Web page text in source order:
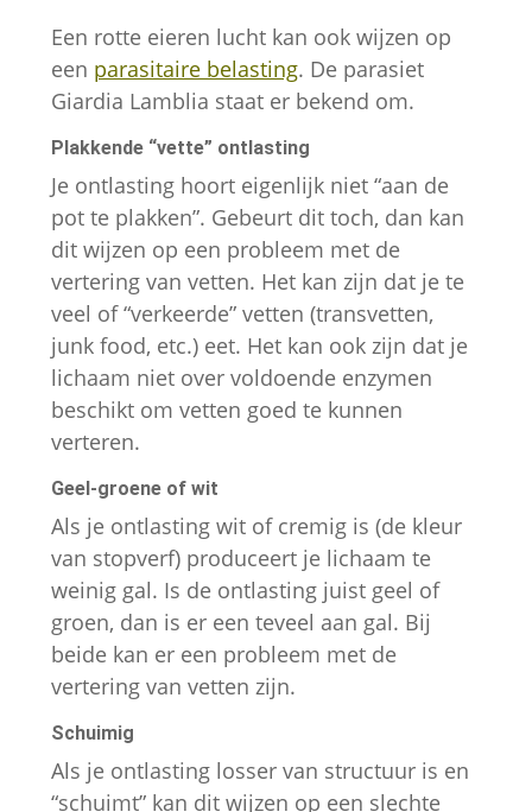
Een rotte eieren lucht kan ook wijzen op
een parasitaire belasting. De parasiet
Giardia Lamblia staat er bekend om.
Plakkende “vette” ontlasting
Je ontlasting hoort eigenlijk niet “aan de
pot te plakken”. Gebeurt dit toch, dan kan
dit wijzen op een probleem met de
vertering van vetten. Het kan zijn dat je te
veel of “verkeerde” vetten (transvetten,
junk food, etc.) eet. Het kan ook zijn dat je
lichaam niet over voldoende enzymen
beschikt om vetten goed te kunnen
verteren.
Geel-groene of wit
Als je ontlasting wit of cremig is (de kleur
van stopverf) produceert je lichaam te
weinig gal. Is de ontlasting juist geel of
groen, dan is er een teveel aan gal. Bij
beide kan er een probleem met de
vertering van vetten zijn.
Schuimig
Als je ontlasting losser van structuur is en
“schuimt” kan dit wijzen op een slechte
te delen, vergroot
je de kans om
gepersonaliseerde
aanbiedingen te
zien.